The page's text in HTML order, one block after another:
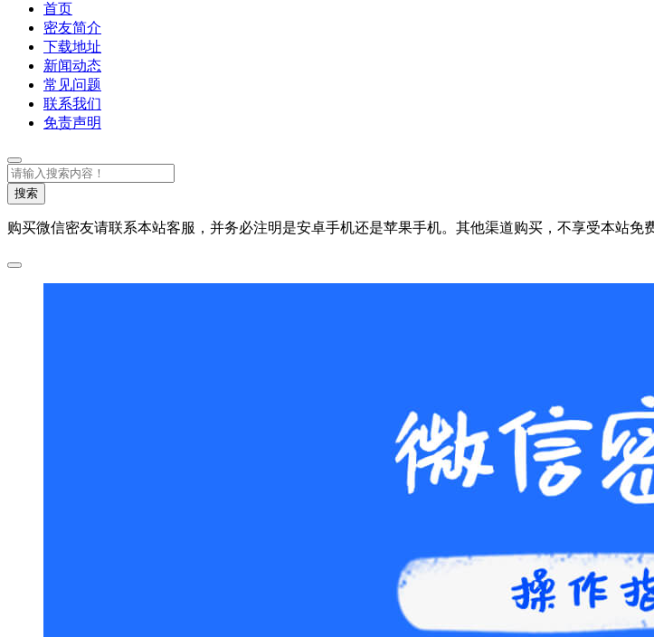
首页
密友简介
下载地址
新闻动态
常见问题
联系我们
免责声明
搜
索搜索
购买微信密友请联系本站客服，并务必注明是安卓手机还是苹果手机。其他渠道购买，不享受本站免